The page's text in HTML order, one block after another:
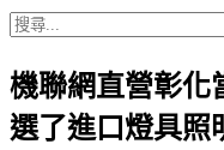
要
內
容
搜
關
鍵
字:
機聯網直營彰化
選了進口燈具照